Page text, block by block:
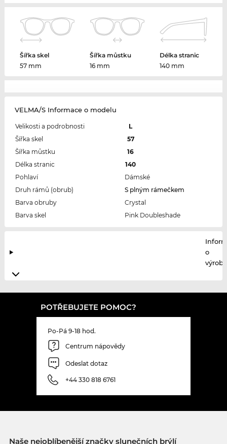
Šířka skel
57 mm
Šířka můstku
16 mm
Délka stranic
140 mm
VELMA/S Informace o modelu
Velikosti a podrobnosti
L
Šířka skel
57
Šířka můstku
16
Délka stranic
140
Pohlaví
Dámské
Druh rámů (obrub)
S plným rámečkem
Barva obruby
Crystal
Barva skel
Pink Doubleshade
o
POTŘEBUJETE POMOC?
Po-Pá 9-18 hod.
Centrum nápovědy
Odeslat dotaz
+44 330 818 6761
Naše nejoblíbenější značky slunečních brýlí